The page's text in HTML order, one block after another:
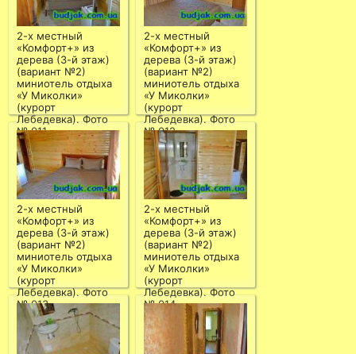
2-х местный
«Комфорт+» из
дерева (3-й этаж)
(вариант №2)
миниотель отдыха
«У Миколки»
(курорт
Лебедевка). Фото
№ 011
2-х местный
«Комфорт+» из
дерева (3-й этаж)
(вариант №2)
миниотель отдыха
«У Миколки»
(курорт
Лебедевка). Фото
№ 012
2-х местный
«Комфорт+» из
дерева (3-й этаж)
(вариант №2)
миниотель отдыха
«У Миколки»
(курорт
Лебедевка). Фото
№ 013
2-х местный
«Комфорт+» из
дерева (3-й этаж)
(вариант №2)
миниотель отдыха
«У Миколки»
(курорт
Лебедевка). Фото
№ 014